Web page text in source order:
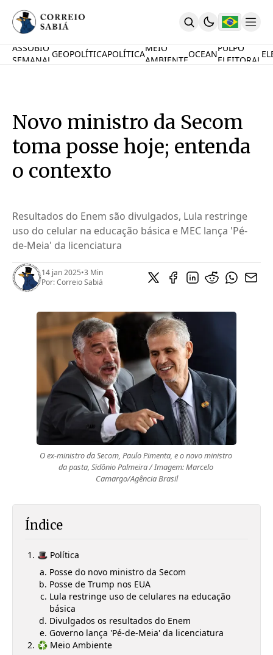
Comunidade
Contrate
English
Calcule A Poupança
PARTICIPE
ASSOBIO
SEMANAL
GEOPOLÍTICAPOLÍTICA
MEIO
AMBIENTE
OCEAN
PULPO
ELEITORAL
Novo ministro da Secom
toma posse hoje; entenda
o contexto
Resultados do Enem são divulgados, Lula restringe
uso do celular na educação básica e MEC lança 'Pé-
de-Meia' da licenciatura
14 jan 2025•3 Min
Por:Correio Sabiá
O ex-ministro da Secom, Paulo Pimenta, e o novo ministro
da pasta, Sidônio Palmeira / Imagem: Marcelo
Camargo/Agência Brasil
Índice
🎩 Política
Posse do novo ministro da Secom
Posse de Trump nos EUA
Lula restringe uso de celulares na educação
básica
Divulgados os resultados do Enem
Governo lança 'Pé-de-Meia' da licenciatura
♻️ Meio Ambiente